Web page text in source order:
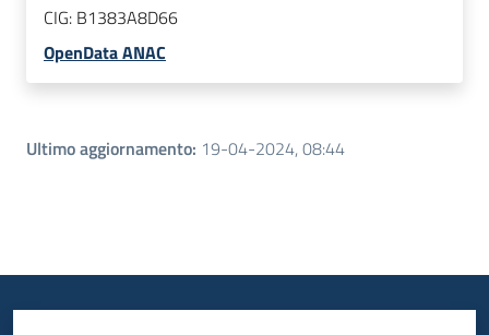
CIG: B1383A8D66
OpenData ANAC
Ultimo aggiornamento: 19-04-2024, 08:44